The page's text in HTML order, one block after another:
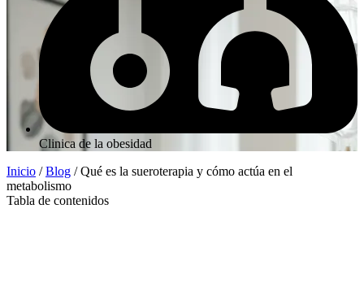
Clinica de la obesidad
Inicio / Blog / Qué es la sueroterapia y cómo actúa en el
metabolismo
Tabla de contenidos